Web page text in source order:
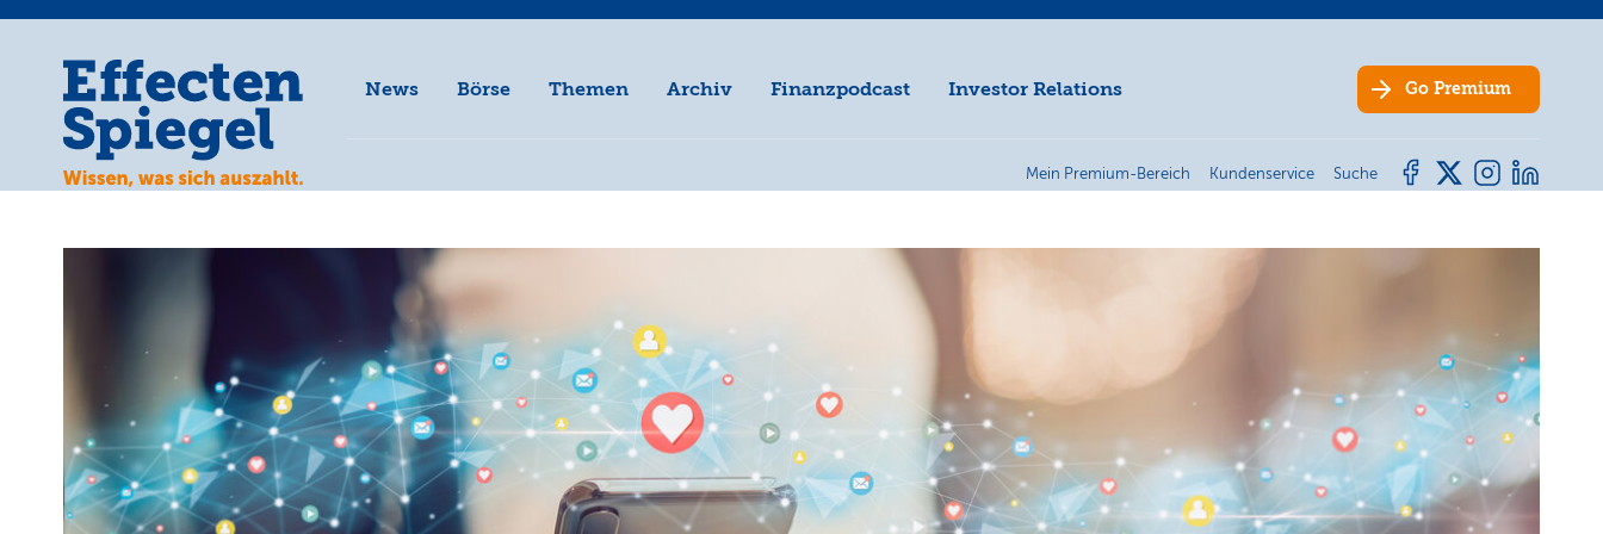
News Börse Themen Archiv Finanzpodcast Investor Relations Go Premium
Mein Premium-Bereich Kundenservice Suche